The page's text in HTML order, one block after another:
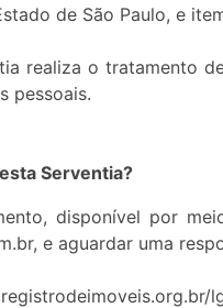
de São Paulo, e
realiza o tratamento
pessoais.
Serventia?
disponível por
e aguardar uma